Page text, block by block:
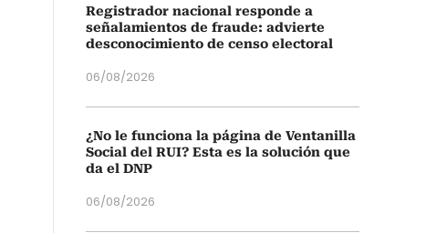
Registrador nacional responde a
señalamientos de fraude: advierte
desconocimiento de censo electoral
06/08/2026
¿No le funciona la página de Ventanilla
Social del RUI? Esta es la solución que
da el DNP
06/08/2026